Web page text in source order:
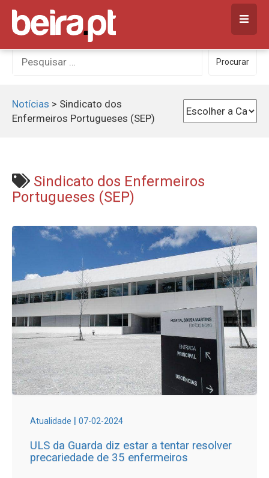
Skip
content
Procurar
por:
Procurar
Notícias > Sindicato dos
Enfermeiros Portugueses (SEP)
Sindicato dos Enfermeiros
Portugueses (SEP)
Atualidade | 07-02-2024
ULS da Guarda diz estar a tentar resolver
precariedade de 35 enfermeiros